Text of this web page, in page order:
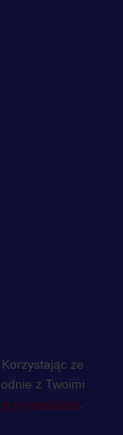
ze
z Twoimi
prywatności